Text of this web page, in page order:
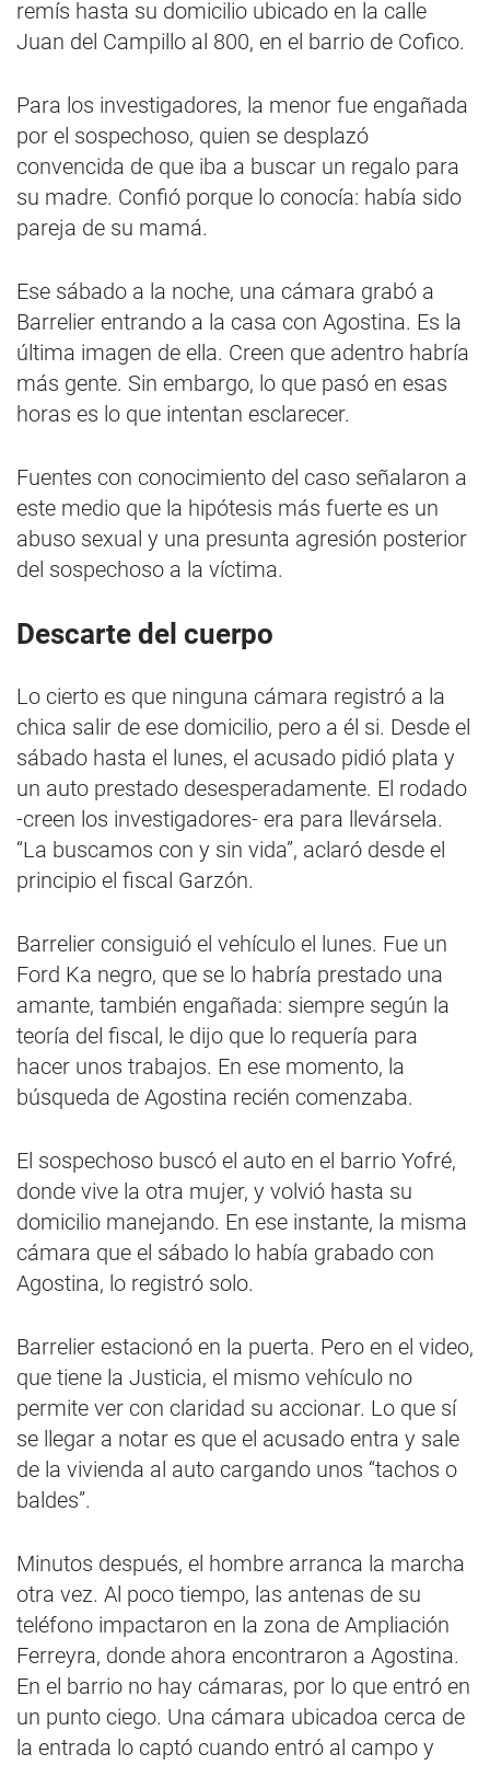
remís hasta su domicilio ubicado en la calle
Juan del Campillo al 800, en el barrio de Cofico.
Para los investigadores, la menor fue engañada
por el sospechoso, quien se desplazó
convencida de que iba a buscar un regalo para
su madre. Confió porque lo conocía: había sido
pareja de su mamá.
Ese sábado a la noche, una cámara grabó a
Barrelier entrando a la casa con Agostina. Es la
última imagen de ella. Creen que adentro habría
más gente. Sin embargo, lo que pasó en esas
horas es lo que intentan esclarecer.
Fuentes con conocimiento del caso señalaron a
este medio que la hipótesis más fuerte es un
abuso sexual y una presunta agresión posterior
del sospechoso a la víctima.
Descarte del cuerpo
Lo cierto es que ninguna cámara registró a la
chica salir de ese domicilio, pero a él si. Desde el
sábado hasta el lunes, el acusado pidió plata y
un auto prestado desesperadamente. El rodado
-creen los investigadores- era para llevársela.
“La buscamos con y sin vida”, aclaró desde el
principio el fiscal Garzón.
Barrelier consiguió el vehículo el lunes. Fue un
Ford Ka negro, que se lo habría prestado una
amante, también engañada: siempre según la
teoría del fiscal, le dijo que lo requería para
hacer unos trabajos. En ese momento, la
búsqueda de Agostina recién comenzaba.
El sospechoso buscó el auto en el barrio Yofré,
donde vive la otra mujer, y volvió hasta su
domicilio manejando. En ese instante, la misma
cámara que el sábado lo había grabado con
Agostina, lo registró solo.
Barrelier estacionó en la puerta. Pero en el video,
que tiene la Justicia, el mismo vehículo no
permite ver con claridad su accionar. Lo que sí
se llegar a notar es que el acusado entra y sale
de la vivienda al auto cargando unos “tachos o
baldes”.
Minutos después, el hombre arranca la marcha
otra vez. Al poco tiempo, las antenas de su
teléfono impactaron en la zona de Ampliación
Ferreyra, donde ahora encontraron a Agostina.
En el barrio no hay cámaras, por lo que entró en
un punto ciego. Una cámara ubicadoa cerca de
la entrada lo captó cuando entró al campo y